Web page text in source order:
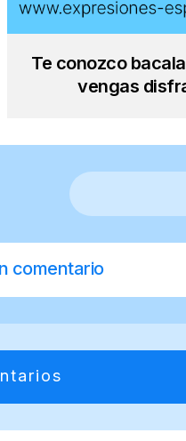
Te conozco
vengas
comentario